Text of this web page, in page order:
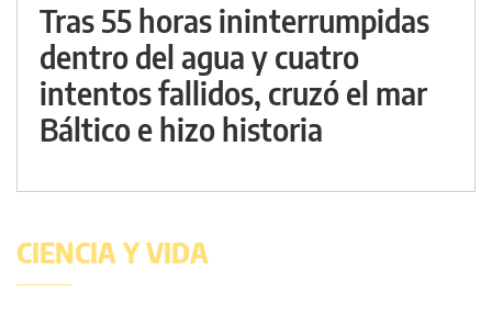
Tras 55 horas ininterrumpidas
dentro del agua y cuatro
intentos fallidos, cruzó el mar
Báltico e hizo historia
CIENCIA Y VIDA